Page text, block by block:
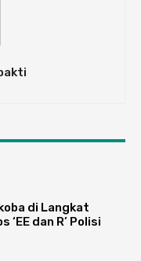
di Langkat
‘EE dan R’ Polisi